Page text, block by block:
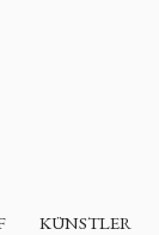
KÜNSTLER